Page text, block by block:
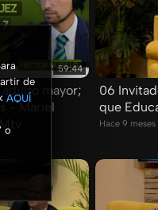
de
AQUÍ
o
59:44
adulto mayor;
- Mariel
06
que
Hace 9 meses